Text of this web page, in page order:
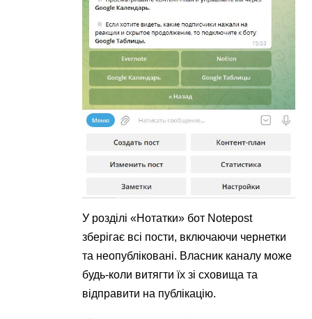
У розділі «Нотатки» бот Notepost
зберігає всі пости, включаючи чернетки
та неопубліковані. Власник каналу може
будь-коли витягти їх зі сховища та
відправити на публікацію.